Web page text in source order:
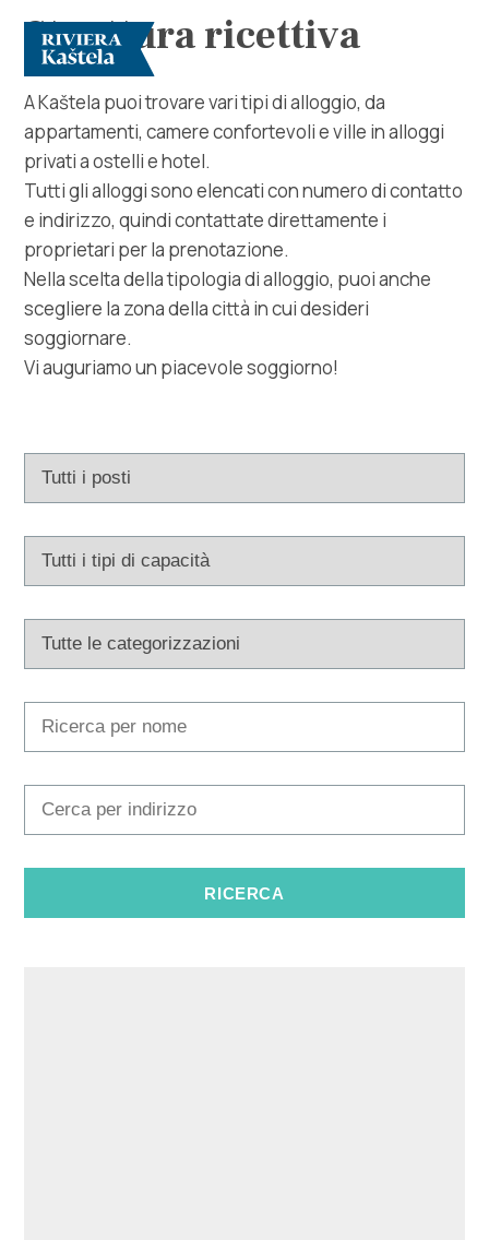
Esplora
Destinazione
Cosa fare
Multimedia
Tourist office
Safe in Dalmatia
info@kastela-info.hr
Villa Nika, Kamberovo šetalište 30,
Struttura ricettiva
A Kaštela puoi trovare vari tipi di alloggio, da
appartamenti, camere confortevoli e ville in alloggi
privati ​​a ostelli e hotel.
Tutti gli alloggi sono elencati con numero di contatto
e indirizzo, quindi contattate direttamente i
proprietari per la prenotazione.
Nella scelta della tipologia di alloggio, puoi anche
scegliere la zona della città in cui desideri
soggiornare.
Vi auguriamo un piacevole soggiorno!